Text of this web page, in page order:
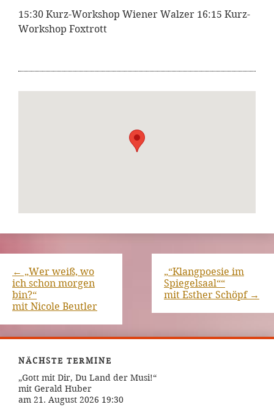
15:30 Kurz-Workshop Wiener Walzer 16:15 Kurz-
Workshop Foxtrott
← „Wer weiß, wo
ich schon morgen
bin?“
mit Nicole Beutler
„“Klangpoesie im
Spiegelsaal““
mit Esther Schöpf →
NÄCHSTE TERMINE
„Gott mit Dir, Du Land der Musi!“
mit Gerald Huber
am 21. August 2026 19:30